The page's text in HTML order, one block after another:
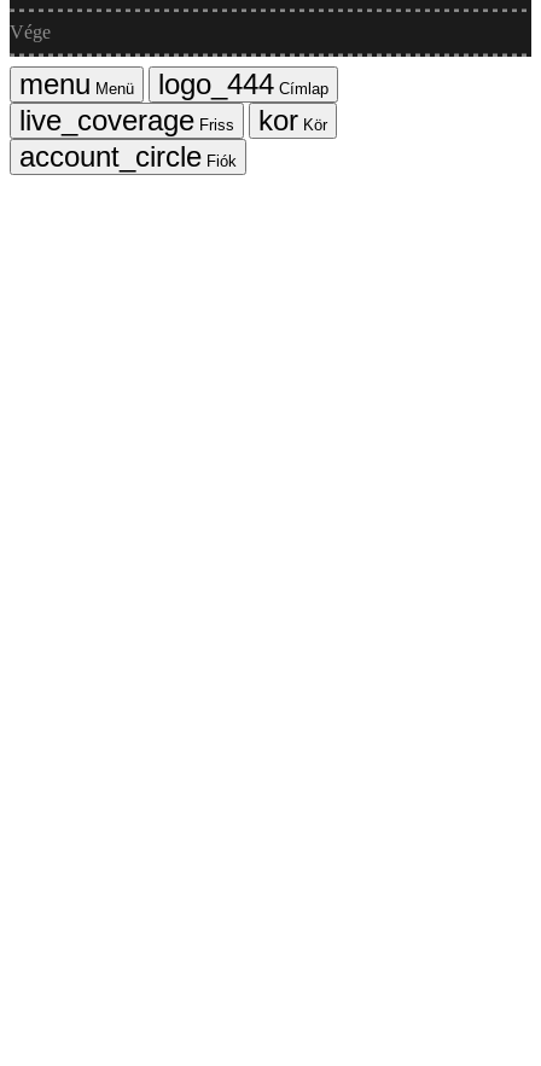
Vége
Menü
Címlap
Friss
Kör
Fiók